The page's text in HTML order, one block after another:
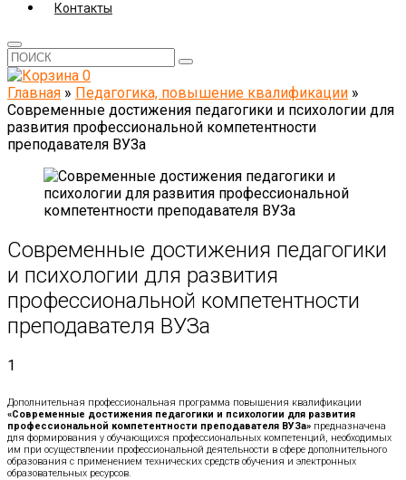
Контакты
0
Главная » Педагогика, повышение квалификации »
Современные достижения педагогики и психологии для
развития профессиональной компетентности
преподавателя ВУЗа
Современные достижения педагогики
и психологии для развития
профессиональной компетентности
преподавателя ВУЗа
1
Дополнительная профессиональная программа повышения квалификации
«Современные достижения педагогики и психологии для развития
профессиональной компетентности преподавателя ВУЗа» предназначена
для формирования у обучающихся профессиональных компетенций, необходимых
им при осуществлении профессиональной деятельности в сфере дополнительного
образования с применением технических средств обучения и электронных
образовательных ресурсов.